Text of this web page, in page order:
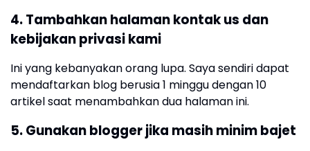
4. Tambahkan halaman kontak us dan
kebijakan privasi kami
Ini yang kebanyakan orang lupa. Saya sendiri dapat
mendaftarkan blog berusia 1 minggu dengan 10
artikel saat menambahkan dua halaman ini.
5. Gunakan blogger jika masih minim bajet